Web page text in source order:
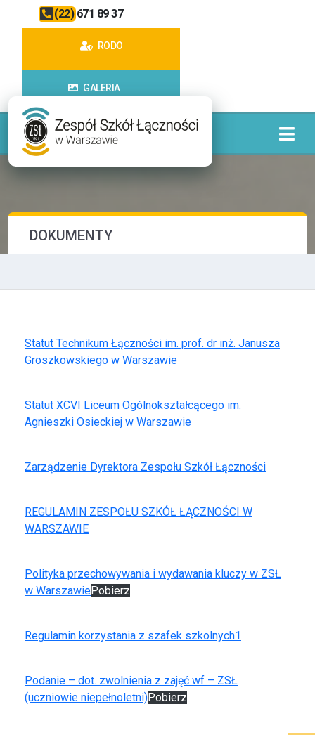
(22) 671 89 37
RODO
GALERIA
DOKUMENTY
Statut Technikum Łączności im. prof. dr inż. Janusza
Groszkowskiego w Warszawie
Statut XCVI Liceum Ogólnokształcącego im.
Agnieszki Osieckiej w Warszawie
Zarządzenie Dyrektora Zespołu Szkół Łączności
REGULAMIN ZESPOŁU SZKÓŁ ŁĄCZNOŚCI W
WARSZAWIE
Polityka przechowywania i wydawania kluczy w ZSŁ
w WarszawiePobierz
Regulamin korzystania z szafek szkolnych1
Podanie – dot. zwolnienia z zajęć wf – ZSŁ
(uczniowie niepełnoletni)Pobierz